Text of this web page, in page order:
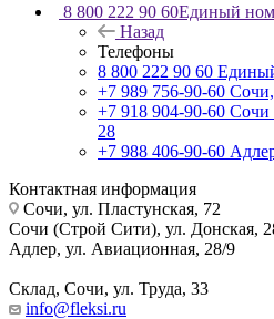
8 800 222 90 60Единый
Назад
Телефоны
8 800 222 90 60
+7 989 756-90-60 Сочи,
+7 918 904-90-60 Сочи
28
+7 988 406-90-60
Контактная информация
Сочи, ул. Пластунская, 72
Сочи (Строй Сити), ул. Донская,
Адлер, ул. Авиационная, 28/9
Склад, Сочи, ул. Труда, 33
info@fleksi.ru